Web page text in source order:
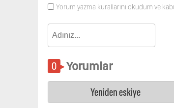
Yorum yazma kurallarını okudum ve
Yorumlar
Yeniden eskiye